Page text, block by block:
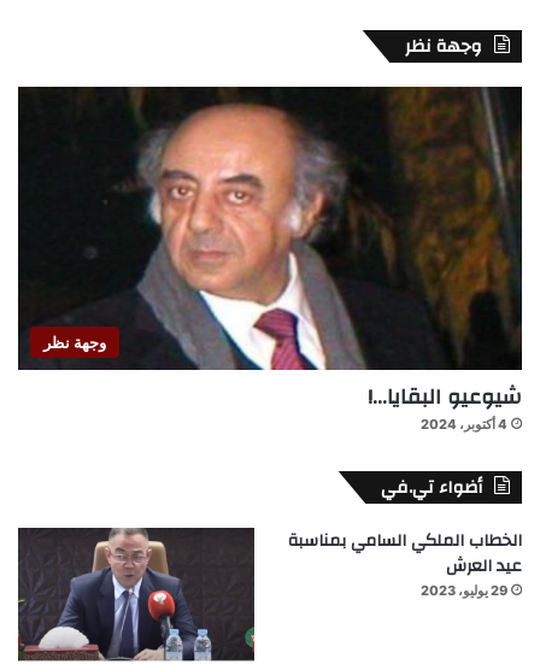
وجهة نظر
وجهة نظر
شيوعيو البقايا…!
4 أكتوبر، 2024
أضواء تي.في
الخطاب الملكي السامي بمناسبة
عيد العرش
29 يوليو، 2023